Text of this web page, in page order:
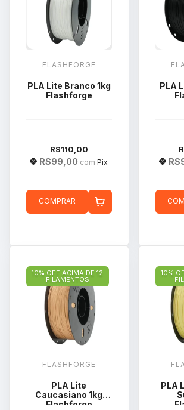
FLASHFORGE
PLA Lite Branco 1kg
Flashforge
R$110,00
R$99,00 com Pix
COMPRAR
PLA
10% OFF ACIMA DE 12
FILAMENTOS
FLASHFORGE
PLA Lite
Caucasiano 1kg
Flashforge
10%
PLA